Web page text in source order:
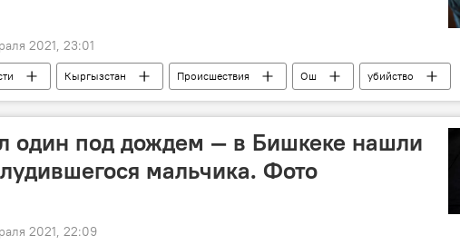
2021, 23:01
Кыргызстан Происшествия Ош
убийство
один под дождем — в Бишкеке нашли
мальчика. Фото
2021, 22:09